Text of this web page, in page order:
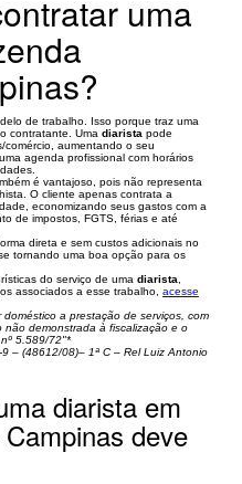
uma
de trabalho. Isso porque traz uma
contratante. Uma diarista pode
comércio, aumentando o seu
agenda profissional com horários
é vantajoso, pois não representa
O cliente apenas contrata a
economizando seus gastos com a
de impostos, FGTS, férias e até
direta e sem custos adicionais no
tornando uma boa opção para os
do serviço de uma diarista
associados a esse trabalho, acesse
a prestação de serviços, com
demonstrada à fiscalização e o
5.589/72"*
– (48612/08)– 1ª C – Rel Luiz Antonio
diarista em
deve